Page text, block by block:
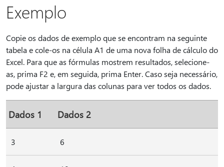
Exemplo
Copie os dados de exemplo que se encontram na seguinte
tabela e cole-os na célula A1 de uma nova folha de cálculo do
Excel. Para que as fórmulas mostrem resultados, selecione-
as, prima F2 e, em seguida, prima Enter. Caso seja necessário,
pode ajustar a largura das colunas para ver todos os dados.
Dados 1 Dados 2
3 6